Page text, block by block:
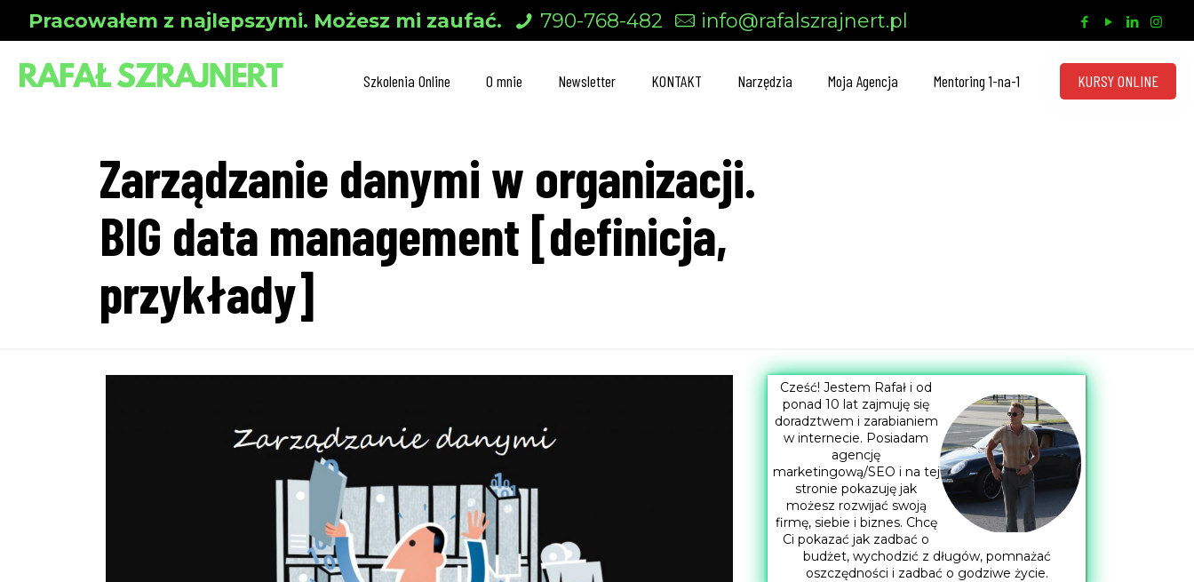
Pracowałem z najlepszymi. Możesz mi zaufać. 790-768-482 info@rafalszrajnert.pl
Szkolenia Online O mnie Newsletter KONTAKT Narzędzia Moja Agencja Mentoring 1-na-1 KURSY ONLINE
Zarządzanie danymi w organizacji.
BIG data management [definicja,
przykłady]
Cześć! Jestem Rafał i od
ponad 10 lat zajmuję się
doradztwem i zarabianiem
w internecie. Posiadam
agencję
marketingową/SEO i na tej
stronie pokazuję jak
możesz rozwijać swoją
firmę, siebie i biznes. Chcę
Ci pokazać jak zadbać o
budżet, wychodzić z długów, pomnażać
oszczędności i zadbać o godziwe życie.